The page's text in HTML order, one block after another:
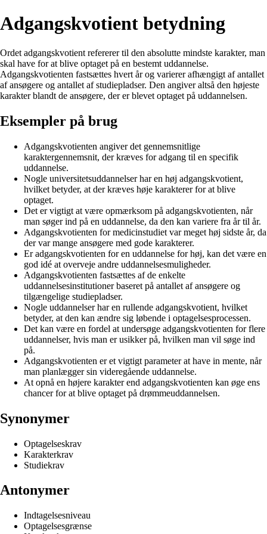
Adgangskvotient betydning
Ordet adgangskvotient refererer til den absolutte mindste karakter, man
skal have for at blive optaget på en bestemt uddannelse.
Adgangskvotienten fastsættes hvert år og varierer afhængigt af antallet
af ansøgere og antallet af studiepladser. Den angiver altså den højeste
karakter blandt de ansøgere, der er blevet optaget på uddannelsen.
Eksempler på brug
Adgangskvotienten angiver det gennemsnitlige
karaktergennemsnit, der kræves for adgang til en specifik
uddannelse.
Nogle universitetsuddannelser har en høj adgangskvotient,
hvilket betyder, at der kræves høje karakterer for at blive
optaget.
Det er vigtigt at være opmærksom på adgangskvotienten, når
man søger ind på en uddannelse, da den kan variere fra år til år.
Adgangskvotienten for medicinstudiet var meget høj sidste år, da
der var mange ansøgere med gode karakterer.
Er adgangskvotienten for en uddannelse for høj, kan det være en
god idé at overveje andre uddannelsesmuligheder.
Adgangskvotienten fastsættes af de enkelte
uddannelsesinstitutioner baseret på antallet af ansøgere og
tilgængelige studiepladser.
Nogle uddannelser har en rullende adgangskvotient, hvilket
betyder, at den kan ændre sig løbende i optagelsesprocessen.
Det kan være en fordel at undersøge adgangskvotienten for flere
uddannelser, hvis man er usikker på, hvilken man vil søge ind
på.
Adgangskvotienten er et vigtigt parameter at have in mente, når
man planlægger sin videregående uddannelse.
At opnå en højere karakter end adgangskvotienten kan øge ens
chancer for at blive optaget på drømmeuddannelsen.
Synonymer
Optagelseskrav
Karakterkrav
Studiekrav
Antonymer
Indtagelsesniveau
Optagelsesgrænse